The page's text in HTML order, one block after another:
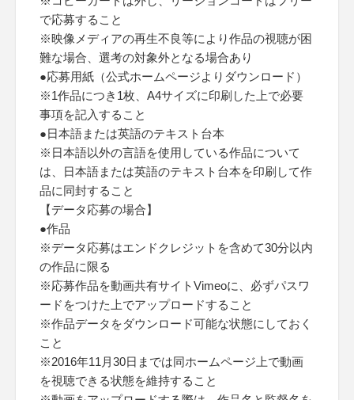
で応募すること
※映像メディアの再生不良等により作品の視聴が困
難な場合、選考の対象外となる場合あり
●応募用紙（公式ホームページよりダウンロード）
※1作品につき1枚、A4サイズに印刷した上で必要
事項を記入すること
●日本語または英語のテキスト台本
※日本語以外の言語を使用している作品について
は、日本語または英語のテキスト台本を印刷して作
品に同封すること
【データ応募の場合】
●作品
※データ応募はエンドクレジットを含めて30分以内
の作品に限る
※応募作品を動画共有サイトVimeoに、必ずパスワ
ードをつけた上でアップロードすること
※作品データをダウンロード可能な状態にしておく
こと
※2016年11月30日までは同ホームページ上で動画
を視聴できる状態を維持すること